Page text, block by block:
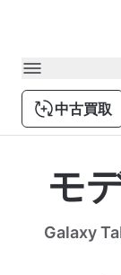
中古買取
モ
Galaxy